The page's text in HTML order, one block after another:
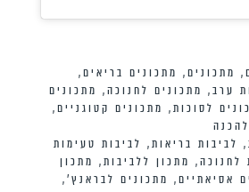
, מתכונים, מתכונים בריאים,
ערב, מתכונים לחנוכה, מתכונים
לסוכות, מתכונים קטוגניים,
, לביבות בריאות, לביבות טעימות
לחנוכה, מתכון ללביבות, מתכון
אסיאתיים, מתכונים לבראנץ׳,